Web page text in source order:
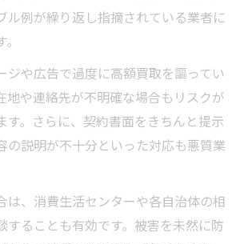
ル例が繰り返し指摘されている業者に
ジや広告で過度に高額買取を謳ってい
地や連絡先が不明確な場合もリスクが
す。さらに、契約書面をきちんと提示
の説明が不十分といった対応も悪質業
は、消費生活センターや各自治体の相
することも有効です。被害を未然に防